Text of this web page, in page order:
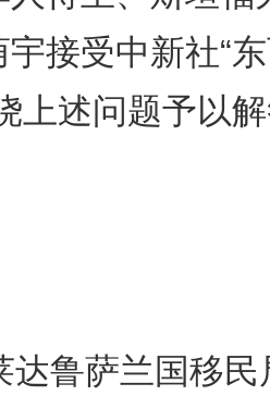
接受中新社“
上述问题予以
鲁萨兰国移民